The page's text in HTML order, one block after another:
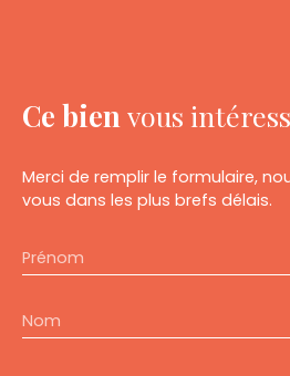
Ce bien vous
Merci de remplir le formulaire,
vous dans les plus brefs délais.
Prénom
Nom